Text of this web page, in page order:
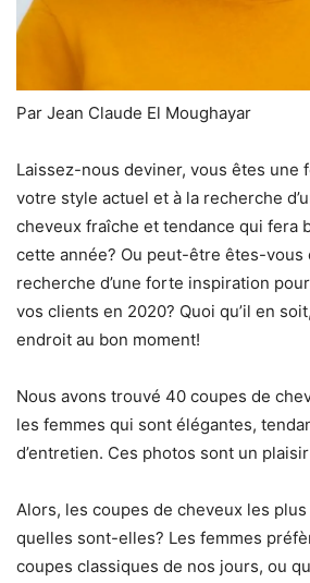
Par Jean Claude El Moughayar
Laissez-nous deviner, vous êtes une
votre style actuel et à la recherche
cheveux fraîche et tendance qui fera
cette année? Ou peut-être êtes-vous
recherche d’une forte inspiration
vos clients en 2020? Quoi qu’il en
endroit au bon moment!
Nous avons trouvé 40 coupes de
les femmes qui sont élégantes,
d’entretien. Ces photos sont un
Alors, les coupes de cheveux les
quelles sont-elles? Les femmes
coupes classiques de nos jours, ou